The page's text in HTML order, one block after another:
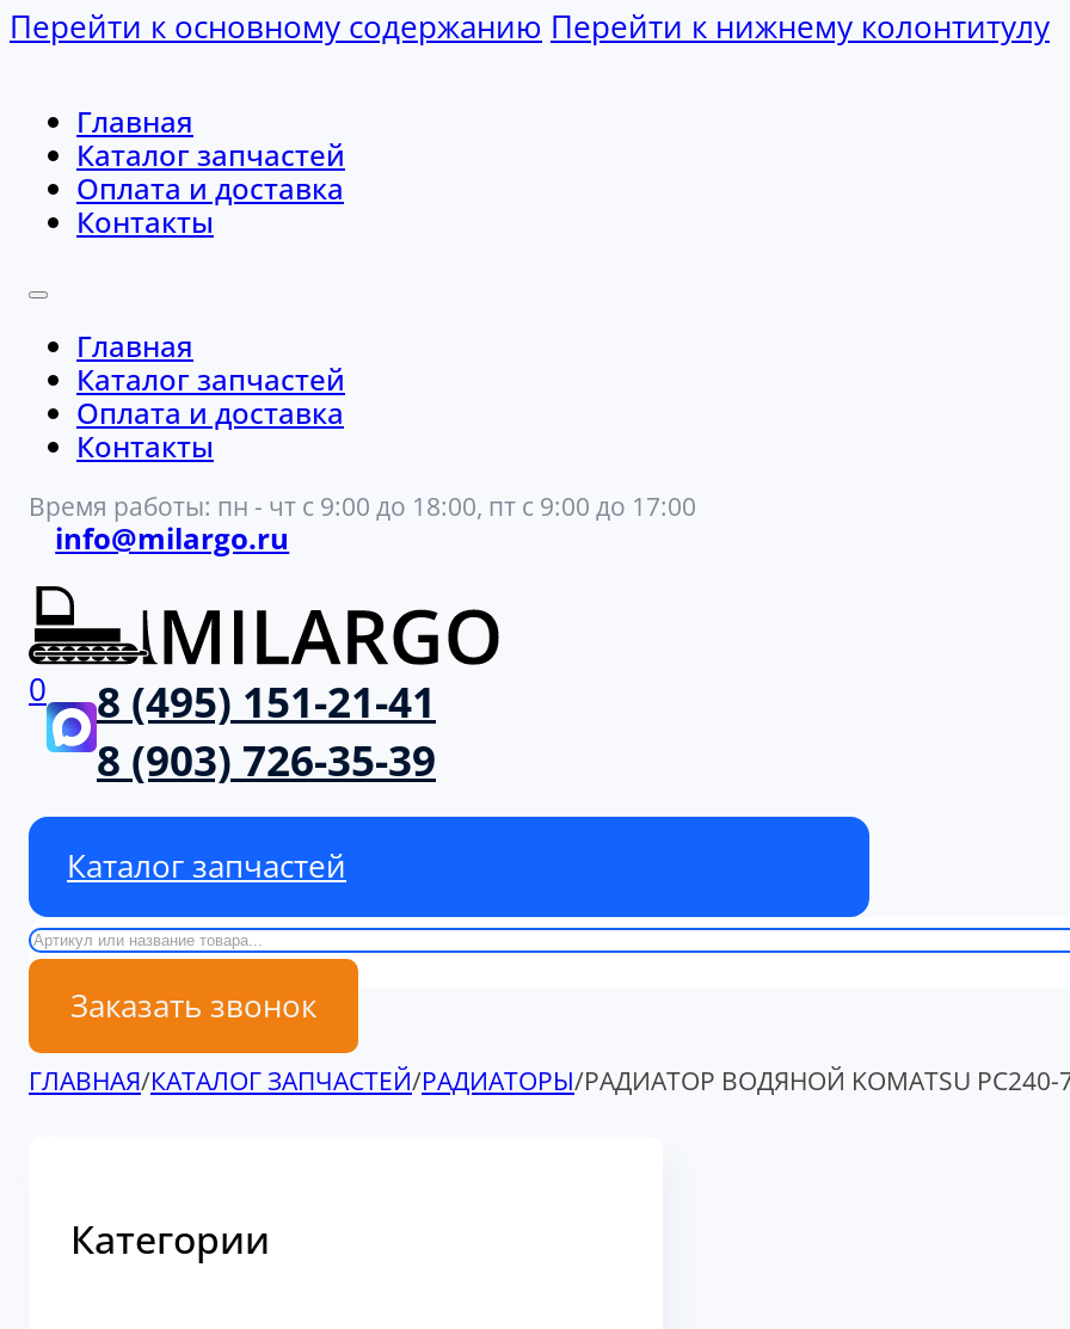
Перейти к основному содержанию Перейти к нижнему колонтитулу
Главная
Каталог запчастей
Оплата и доставка
Контакты
Главная
Каталог запчастей
Оплата и доставка
Контакты
Время работы: пн - чт с 9:00 до 18:00, пт с 9:00 до 17:00
info@milargo.ru
0
8 (495) 151-21-41
8 (903) 726-35-39
Каталог запчастей
Поиск
Заказать звонок
ГЛАВНАЯ/КАТАЛОГ ЗАПЧАСТЕЙ/РАДИАТОРЫ/РАДИАТОР ВОДЯНОЙ KOMATSU PC240-
Категории